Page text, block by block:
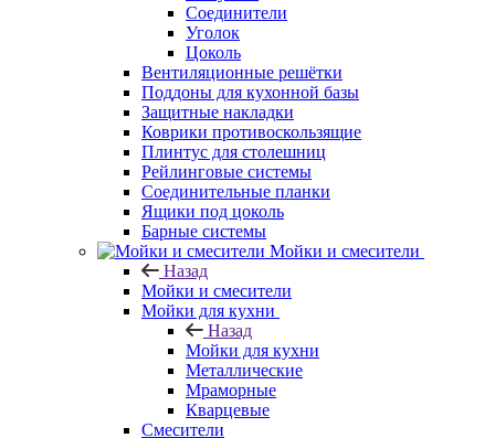
Соединители
Уголок
Цоколь
Вентиляционные решётки
Поддоны для кухонной базы
Защитные накладки
Коврики противоскользящие
Плинтус для столешниц
Рейлинговые системы
Соединительные планки
Ящики под цоколь
Барные системы
Мойки и смесители
Назад
Мойки и смесители
Мойки для кухни
Назад
Мойки для кухни
Металлические
Мраморные
Кварцевые
Смесители